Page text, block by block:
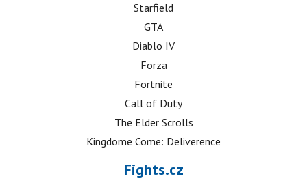
Starfield
GTA
Diablo IV
Forza
Fortnite
Call of Duty
The Elder Scrolls
Kingdome Come: Deliverence
Fights.cz